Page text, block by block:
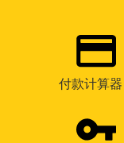
付款计算器